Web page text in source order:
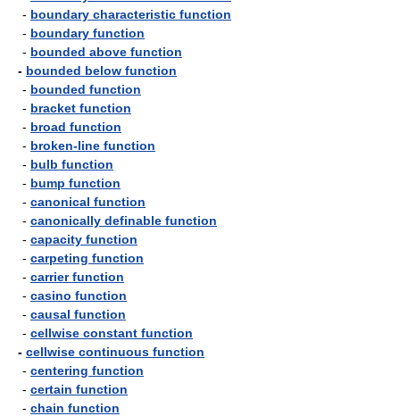
- boundary characteristic function
- boundary function
- bounded above function
- bounded below function
- bounded function
- bracket function
- broad function
- broken-line function
- bulb function
- bump function
- canonical function
- canonically definable function
- capacity function
- carpeting function
- carrier function
- casino function
- causal function
- cellwise constant function
- cellwise continuous function
- centering function
- certain function
- chain function